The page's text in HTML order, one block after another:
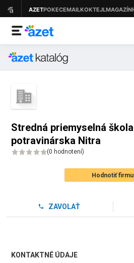
Stredná priemyselná škola
potravinárska Nitra
(0 hodnotení)
Hodnotiť firmu
ZAVOLAŤ
KONTAKTNÉ ÚDAJE